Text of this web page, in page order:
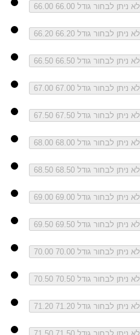
66.00 לא ניתן לבחור גודל 66.00
66.20 לא ניתן לבחור גודל 66.20
66.50 לא ניתן לבחור גודל 66.50
67.00 לא ניתן לבחור גודל 67.00
67.50 לא ניתן לבחור גודל 67.50
68.00 לא ניתן לבחור גודל 68.00
68.50 לא ניתן לבחור גודל 68.50
69.00 לא ניתן לבחור גודל 69.00
69.50 לא ניתן לבחור גודל 69.50
70.00 לא ניתן לבחור גודל 70.00
70.50 לא ניתן לבחור גודל 70.50
71.20 לא ניתן לבחור גודל 71.20